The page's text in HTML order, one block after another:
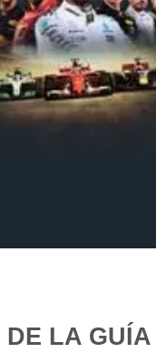
DE LA GUÍA